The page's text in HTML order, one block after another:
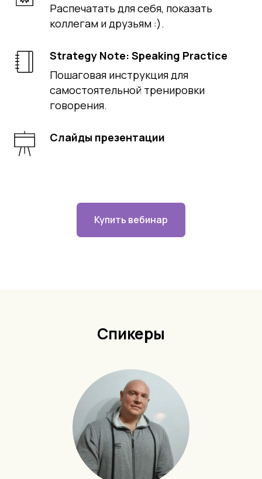
Распечатать для себя, показать
коллегам и друзьям :).
Strategy Note: Speaking Practice
Пошаговая инструкция для
самостоятельной тренировки
говорения.
Слайды презентации
Купить вебинар
Спикеры